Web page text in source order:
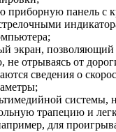
приборную панель с
экран, позволяющий
отрываясь от
сведения о
трапецию и
для